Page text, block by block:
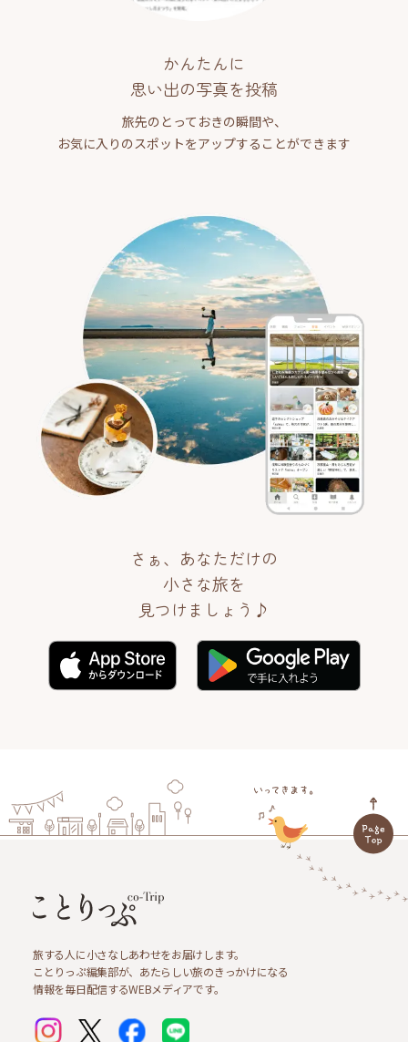
かんたんに
思い出の写真を投稿
旅先のとっておきの瞬間や、
お気に入りのスポットをアップすることができます
さぁ、あなただけの
小さな旅を
見つけましょう♪
旅する人に小さなしあわせをお届けします。
ことりっぷ編集部が、あたらしい旅のきっかけになる
情報を毎日配信するWEBメディアです。